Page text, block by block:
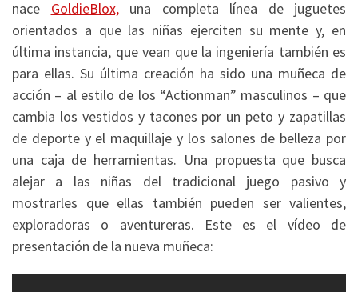
nace GoldieBlox,una completa línea de juguetes
orientados a que las niñas ejerciten su mente y, en
última instancia, que vean que la ingeniería también es
para ellas. Su última creación ha sido una muñeca de
acción – al estilo de los “Actionman” masculinos – que
cambia los vestidos y tacones por un peto y zapatillas
de deporte y el maquillaje y los salones de belleza por
una caja de herramientas. Una propuesta que busca
alejar a las niñas del tradicional juego pasivo y
mostrarles que ellas también pueden ser valientes,
exploradoras o aventureras. Este es el vídeo de
presentación de la nueva muñeca: